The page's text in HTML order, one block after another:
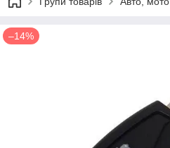
–14%